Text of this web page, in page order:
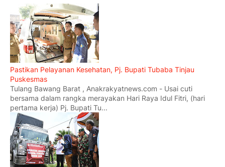
Pastikan Pelayanan Kesehatan, Pj. Bupati Tubaba Tinjau
Puskesmas
Tulang Bawang Barat , Anakrakyatnews.com - Usai cuti
bersama dalam rangka merayakan Hari Raya Idul Fitri, (hari
pertama kerja) Pj. Bupati Tu...